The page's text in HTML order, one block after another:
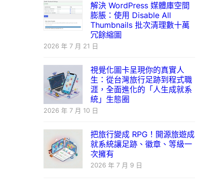
解決 WordPress 媒體庫空間
膨脹：使用 Disable All
Thumbnails 批次清理數十萬
冗餘縮圖
2026 年 7 月 21 日
視覺化圖卡呈現你的真實人
生：從台灣旅行足跡到程式職
涯，全面進化的「人生成就系
統」生態圈
2026 年 7 月 10 日
把旅行變成 RPG！開源旅遊成
就系統讓足跡、徽章、等級一
次擁有
2026 年 7 月 9 日